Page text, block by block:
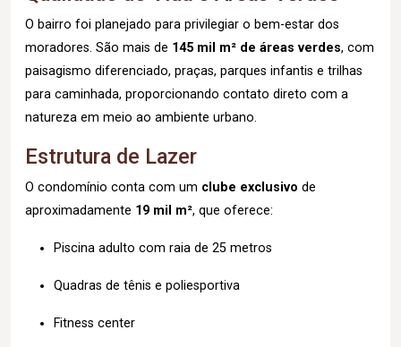
O bairro foi planejado para privilegiar o bem-estar dos
moradores. São mais de 145 mil m² de áreas verdes, com
paisagismo diferenciado, praças, parques infantis e trilhas
para caminhada, proporcionando contato direto com a
natureza em meio ao ambiente urbano.
Estrutura de Lazer
O condomínio conta com um clube exclusivo de
aproximadamente 19 mil m², que oferece:
Piscina adulto com raia de 25 metros
Quadras de tênis e poliesportiva
Fitness center